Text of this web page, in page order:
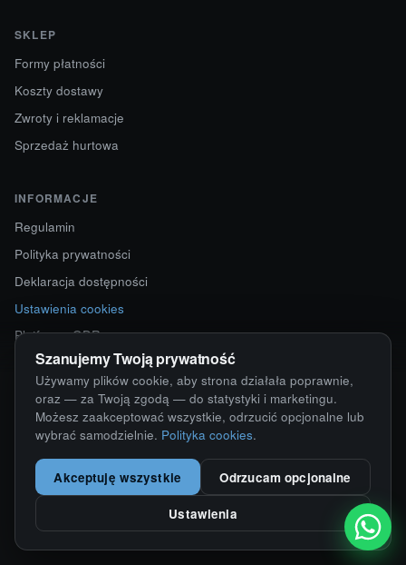
SKLEP
Formy płatności
Koszty dostawy
Zwroty i reklamacje
Sprzedaż hurtowa
INFORMACJE
Regulamin
Polityka prywatności
Deklaracja dostępności
Ustawienia cookies
Platforma ODR
KONTAKT
ul. Starokościelna 12
63-750 Sulmierzyce
792 171 171 · 791 110 055
alumy@alugum.pl
Szanujemy Twoją prywatność
Używamy plików cookie, aby strona działała poprawnie,
oraz — za Twoją zgodą — do statystyki i marketingu.
Możesz zaakceptować wszystkie, odrzucić opcjonalne lub
wybrać samodzielnie. Polityka cookies.
Akceptuję wszystkie Odrzucam opcjonalne
Ustawienia